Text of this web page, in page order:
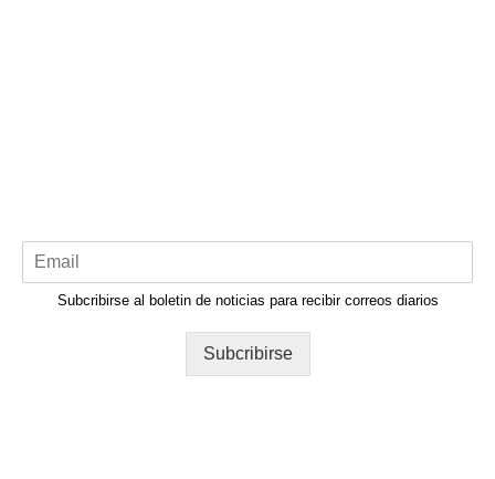
Subcribirse al boletin de noticias para recibir correos diarios
Subcribirse